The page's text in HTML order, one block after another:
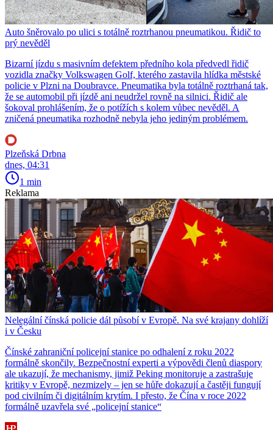
Auto šněrovalo po ulici s totálně roztrhanou pneumatikou. Řidič to
prý nevěděl
Bizarní jízdu s masivním defektem předního kola předvedl řidič
vozidla značky Volkswagen Golf, kterého zastavila hlídka městské
policie v Plzni na Doubravce. Pneumatika byla totálně roztrhaná tak,
že se automobil při jízdě ani neudržel rovně na silnici. Řidič ale
šokoval prohlášením, že o potížích s kolem vůbec nevěděl. A
zničená pneumatika rozhodně nebyla jeho jediným problémem.
Plzeňská Drbna
dnes, 04:31
1 min
Reklama
Nelegální čínská policie dál působí v Evropě. Na své krajany dohlíží
i v Česku
Čínské zahraniční policejní stanice po odhalení z roku 2022
formálně skončily. Bezpečnostní experti a výpovědi členů diaspory
ale ukazují, že mechanismy, jimiž Peking monitoruje a zastrašuje
kritiky v Evropě, nezmizely – jen se hůře dokazují a častěji fungují
pod civilním či digitálním krytím. I přesto, že Čína v roce 2022
formálně uzavřela své „policejní stanice“